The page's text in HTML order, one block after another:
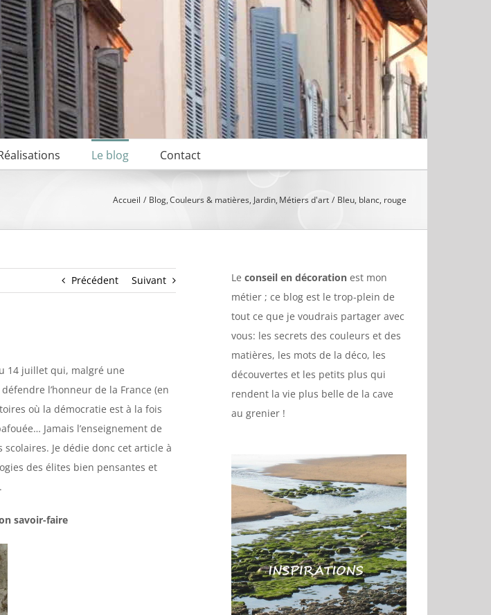
Le blog Contact
Accueil Blog Couleurs & matières Jardin Métiers d'art Bleu, blanc, rouge
Précédent Suivant
14 juillet qui, malgré une
l’honneur de la France (en
où la démocratie est à la fois
Jamais l’enseignement de
Je dédie donc cet article à
des élites bien pensantes et
savoir-faire
Le conseil en décoration est mon
métier ; ce blog est le trop-plein de
tout ce que je voudrais partager avec
vous: les secrets des couleurs et des
matières, les mots de la déco, les
découvertes et les petits plus qui
rendent la vie plus belle de la cave
au grenier !